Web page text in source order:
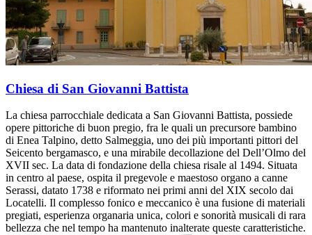
Chiesa di San Giovanni Battista
La chiesa parrocchiale dedicata a San Giovanni Battista, possiede
opere pittoriche di buon pregio, fra le quali un precursore bambino
di Enea Talpino, detto Salmeggia, uno dei più importanti pittori del
Seicento bergamasco, e una mirabile decollazione del Dell’Olmo del
XVII sec. La data di fondazione della chiesa risale al 1494. Situata
in centro al paese, ospita il pregevole e maestoso organo a canne
Serassi, datato 1738 e riformato nei primi anni del XIX secolo dai
Locatelli. Il complesso fonico e meccanico è una fusione di materiali
pregiati, esperienza organaria unica, colori e sonorità musicali di rara
bellezza che nel tempo ha mantenuto inalterate queste caratteristiche.